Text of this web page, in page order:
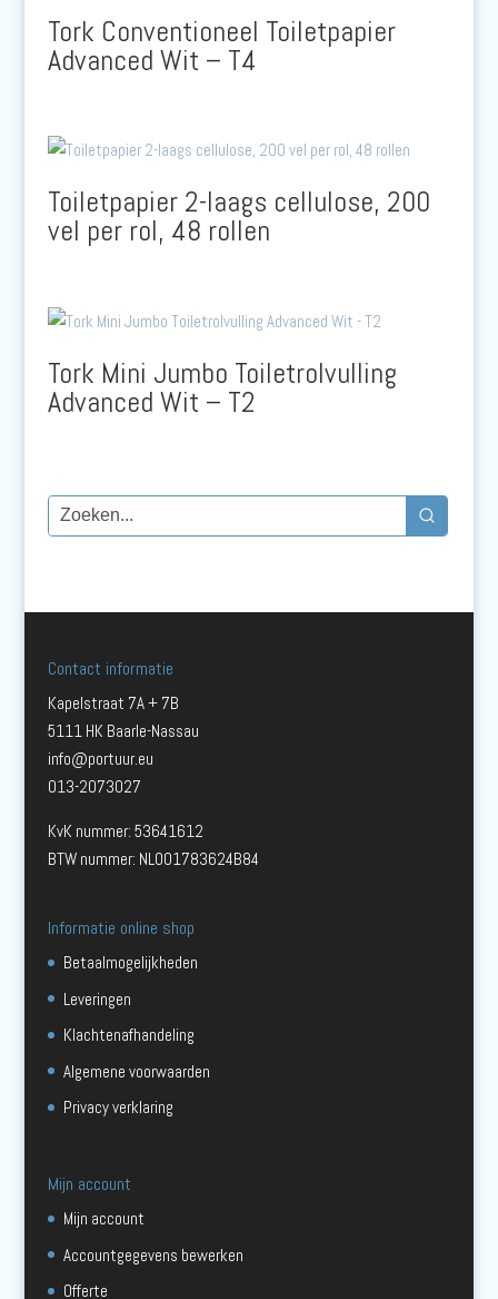
Tork Conventioneel Toiletpapier
Advanced Wit – T4
Toiletpapier 2-laags cellulose, 200
vel per rol, 48 rollen
Tork Mini Jumbo Toiletrolvulling
Advanced Wit – T2
Contact informatie
Kapelstraat 7A + 7B
5111 HK Baarle-Nassau
info@portuur.eu
013-2073027
KvK nummer: 53641612
BTW nummer: NL001783624B84
Informatie online shop
Betaalmogelijkheden
Leveringen
Klachtenafhandeling
Algemene voorwaarden
Privacy verklaring
Mijn account
Mijn account
Accountgegevens bewerken
Offerte